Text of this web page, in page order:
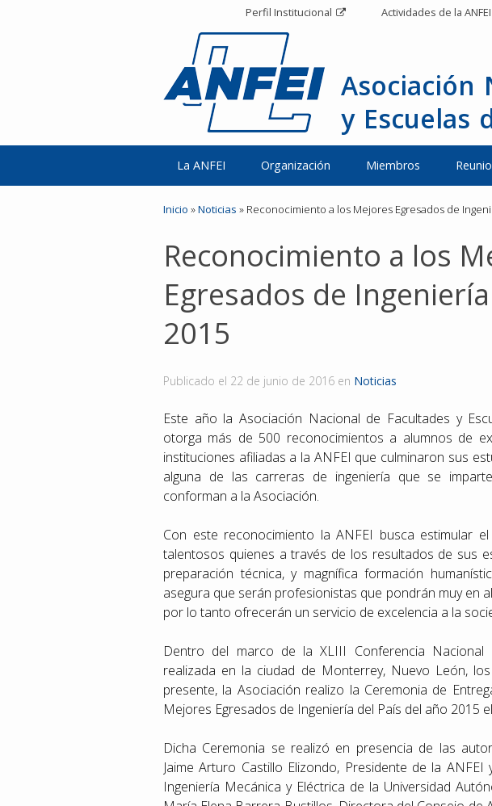
Perfil Institucional Actividades de la ANFEI
Asociación
y Escuelas
La ANFEI Organización Miembros
Inicio »Noticias » Reconocimiento a los Mejores Egresados de
Reconocimiento a los
Egresados de
2015
Publicado el 22 de junio de 2016 en Noticias
Este año la Asociación Nacional de Facultades y
otorga más de 500 reconocimientos a alumnos de
instituciones afiliadas a la ANFEI que culminaron sus
alguna de las carreras de ingeniería que se
conforman a la Asociación.
Con este reconocimiento la ANFEI busca estimular
talentosos quienes a través de los resultados de sus
preparación técnica, y magnífica formación
asegura que serán profesionistas que pondrán muy en
por lo tanto ofrecerán un servicio de excelencia a la
Dentro del marco de la XLIII Conferencia Nacional
realizada en la ciudad de Monterrey, Nuevo León,
presente, la Asociación realizo la Ceremonia de
Mejores Egresados de Ingeniería del País del año 2015
Dicha Ceremonia se realizó en presencia de las
Jaime Arturo Castillo Elizondo, Presidente de la
Ingeniería Mecánica y Eléctrica de la Universidad